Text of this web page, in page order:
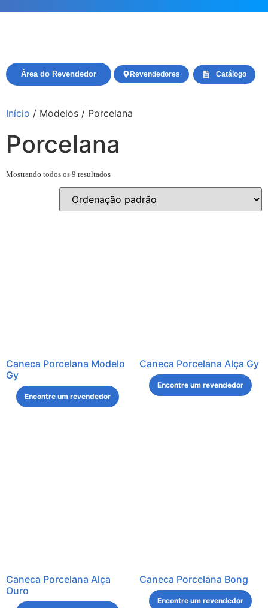
Catálogo
Revendedores
Área do Revendedor
Início / Modelos / Porcelana
Porcelana
Mostrando todos os 9 resultados
Caneca Porcelana Modelo
Gy
Encontre um revendedor
Caneca Porcelana Alça Gy
Encontre um revendedor
Caneca Porcelana Alça
Ouro
Caneca Porcelana Bong
Encontre um revendedor